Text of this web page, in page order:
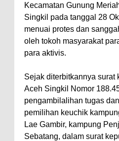
Kecamatan Gunung
Singkil pada tanggal 28
menuai protes dan
oleh tokoh masyarakat
para aktivis.
Sejak diterbitkannya surat
Aceh Singkil Nomor
pengambilalihan tugas
pemilihan keuchik
Lae Gambir, kampung
Sebatang, dalam surat